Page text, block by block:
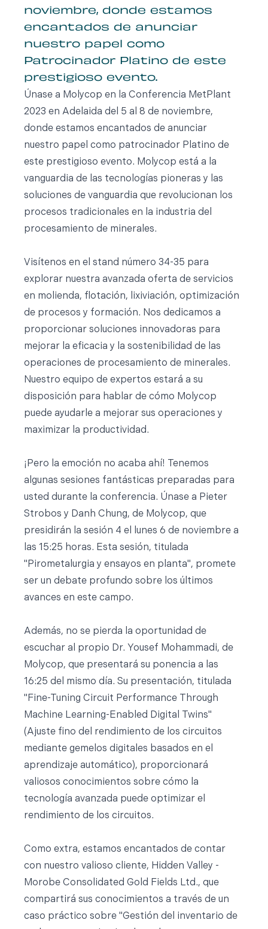
noviembre, donde estamos
encantados de anunciar
nuestro papel como
Patrocinador Platino de este
prestigioso evento.
Únase a Molycop en la Conferencia MetPlant
2023 en Adelaida del 5 al 8 de noviembre,
donde estamos encantados de anunciar
nuestro papel como patrocinador Platino de
este prestigioso evento. Molycop está a la
vanguardia de las tecnologías pioneras y las
soluciones de vanguardia que revolucionan los
procesos tradicionales en la industria del
procesamiento de minerales.
Visítenos en el stand número 34-35 para
explorar nuestra avanzada oferta de servicios
en molienda, flotación, lixiviación, optimización
de procesos y formación. Nos dedicamos a
proporcionar soluciones innovadoras para
mejorar la eficacia y la sostenibilidad de las
operaciones de procesamiento de minerales.
Nuestro equipo de expertos estará a su
disposición para hablar de cómo Molycop
puede ayudarle a mejorar sus operaciones y
maximizar la productividad.
¡Pero la emoción no acaba ahí! Tenemos
algunas sesiones fantásticas preparadas para
usted durante la conferencia. Únase a Pieter
Strobos y Danh Chung, de Molycop, que
presidirán la sesión 4 el lunes 6 de noviembre a
las 15:25 horas. Esta sesión, titulada
"Pirometalurgia y ensayos en planta", promete
ser un debate profundo sobre los últimos
avances en este campo.
Además, no se pierda la oportunidad de
escuchar al propio Dr. Yousef Mohammadi, de
Molycop, que presentará su ponencia a las
16:25 del mismo día. Su presentación, titulada
"Fine-Tuning Circuit Performance Through
Machine Learning-Enabled Digital Twins"
(Ajuste fino del rendimiento de los circuitos
mediante gemelos digitales basados en el
aprendizaje automático), proporcionará
valiosos conocimientos sobre cómo la
tecnología avanzada puede optimizar el
rendimiento de los circuitos.
Como extra, estamos encantados de contar
con nuestro valioso cliente, Hidden Valley -
Morobe Consolidated Gold Fields Ltd., que
compartirá sus conocimientos a través de un
caso práctico sobre "Gestión del inventario de